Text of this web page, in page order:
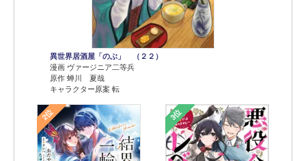
異世界居酒屋「のぶ」 （２２）
漫画 ヴァージニア二等兵
原作 蝉川 夏哉
キャラクター原案 転
2位 3位